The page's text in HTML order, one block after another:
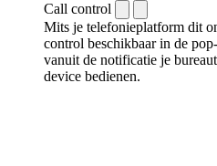
Call control
Mits je telefonieplatform dit
control beschikbaar in de
vanuit de notificatie je
device bedienen.